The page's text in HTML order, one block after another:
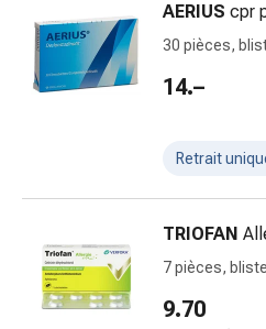
nerveux
Troubles
de
concentration
Allergies
et
rhume
AERIUS cpr
30 pièces,
14.–
Retrait
TRIOFAN
7 pièces,
9.70